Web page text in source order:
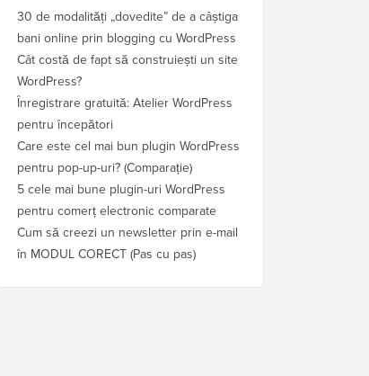
30 de modalități „dovedite” de a câștiga
bani online prin blogging cu WordPress
Cât costă de fapt să construiești un site
WordPress?
Înregistrare gratuită: Atelier WordPress
pentru începători
Care este cel mai bun plugin WordPress
pentru pop-up-uri? (Comparație)
5 cele mai bune plugin-uri WordPress
pentru comerț electronic comparate
Cum să creezi un newsletter prin e-mail
în MODUL CORECT (Pas cu pas)